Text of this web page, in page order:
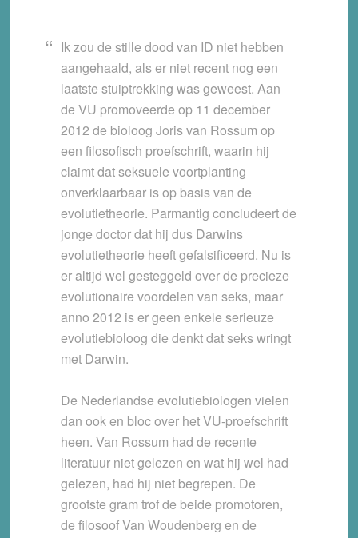
Ik zou de stille dood van ID niet hebben
aangehaald, als er niet recent nog een
laatste stuiptrekking was geweest. Aan
de VU promoveerde op 11 december
2012 de bioloog Joris van Rossum op
een filosofisch proefschrift, waarin hij
claimt dat seksuele voortplanting
onverklaarbaar is op basis van de
evolutietheorie. Parmantig concludeert de
jonge doctor dat hij dus Darwins
evolutietheorie heeft gefalsificeerd. Nu is
er altijd wel gesteggeld over de precieze
evolutionaire voordelen van seks, maar
anno 2012 is er geen enkele serieuze
evolutiebioloog die denkt dat seks wringt
met Darwin.
De Nederlandse evolutiebiologen vielen
dan ook en bloc over het VU-proefschrift
heen. Van Rossum had de recente
literatuur niet gelezen en wat hij wel had
gelezen, had hij niet begrepen. De
grootste gram trof de beide promotoren,
de filosoof Van Woudenberg en de